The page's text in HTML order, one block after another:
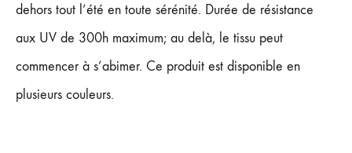
dehors tout l’été en toute sérénité. Durée de résistance
aux UV de 300h maximum; au delà, le tissu peut
commencer à s’abimer. Ce produit est disponible en
plusieurs couleurs.